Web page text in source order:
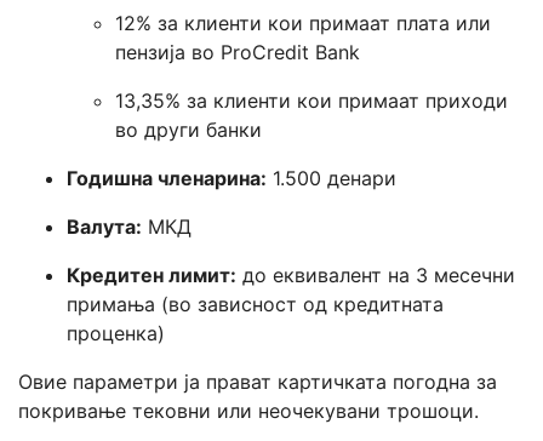
12% за клиенти кои примаат плата или
пензија во ProCredit Bank
13,35% за клиенти кои примаат приходи
во други банки
Годишна членарина: 1.500 денари
Валута: МКД
Кредитен лимит: до еквивалент на 3 месечни
примања (во зависност од кредитната
проценка)
Овие параметри ја прават картичката погодна за
покривање тековни или неочекувани трошоци.